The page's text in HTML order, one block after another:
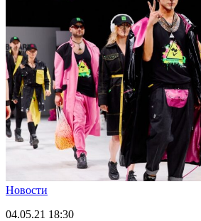
Новости
04.05.21 18:30